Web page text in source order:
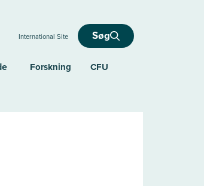
International Site Søg
Forskning CFU